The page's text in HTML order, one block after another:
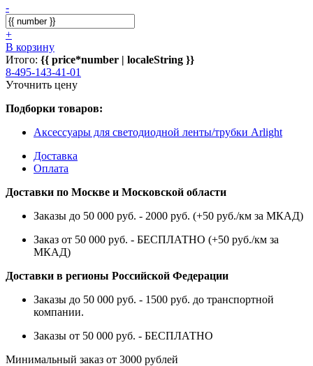
-
+
В корзину
Итого: {{ price*number | localeString }}
8-495-143-41-01
Уточнить цену
Подборки товаров:
Аксессуары для светодиодной ленты/трубки Arlight
Доставка
Оплата
Доставки по Москве и Московской области
Заказы до 50 000 руб. - 2000 руб. (+50 руб./км за МКАД)
Заказ от 50 000 руб. - БЕСПЛАТНО (+50 руб./км за
МКАД)
Доставки в регионы Российской Федерации
Заказы до 50 000 руб. - 1500 руб. до транспортной
компании.
Заказы от 50 000 руб. - БЕСПЛАТНО
Минимальный заказ от 3000 рублей